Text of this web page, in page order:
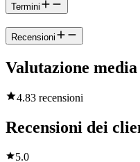
Termini
Recensioni
Valutazione media
4.83 recensioni
Recensioni dei
5.0